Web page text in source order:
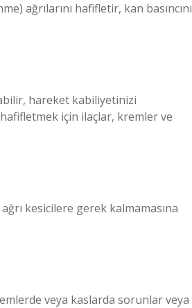
ağrılarını hafifletir, kan basıncını
hareket kabiliyetinizi
için ilaçlar, kremler ve
kesicilere gerek kalmamasına
veya kaslarda sorunlar veya